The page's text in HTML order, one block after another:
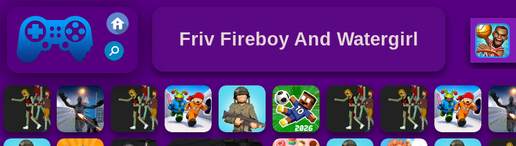
Juegos Friv 2019
Friv Fireboy And Watergirl